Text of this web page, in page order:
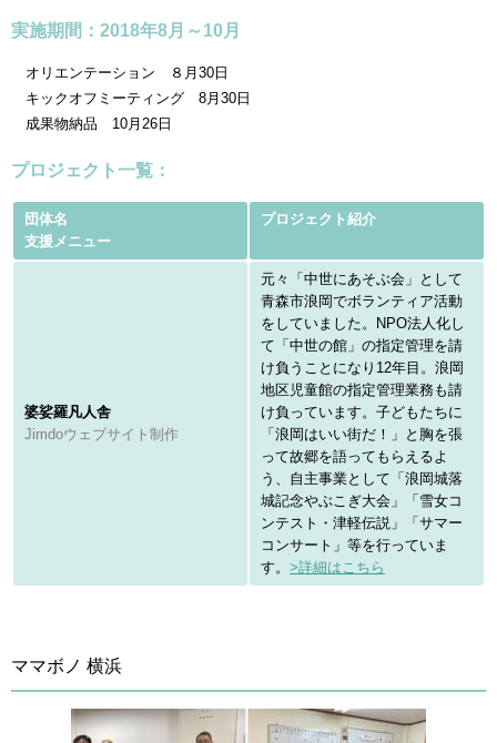
実施期間：2018年8月～10月
オリエンテーション ８月30日
キックオフミーティング 8月30日
成果物納品 10月26日
プロジェクト一覧：
団体名
支援メニュー
プロジェクト紹介
婆娑羅凡人舎
Jimdoウェブサイト制作
元々「中世にあそぶ会」として
青森市浪岡でボランティア活動
をしていました。NPO法人化し
て「中世の館」の指定管理を請
け負うことになり12年目。浪岡
地区児童館の指定管理業務も請
け負っています。子どもたちに
「浪岡はいい街だ！」と胸を張
って故郷を語ってもらえるよ
う、自主事業として「浪岡城落
城記念やぶこぎ大会」「雪女コ
ンテスト・津軽伝説」「サマー
コンサート」等を行っていま
す。 >詳細はこちら
ママボノ 横浜